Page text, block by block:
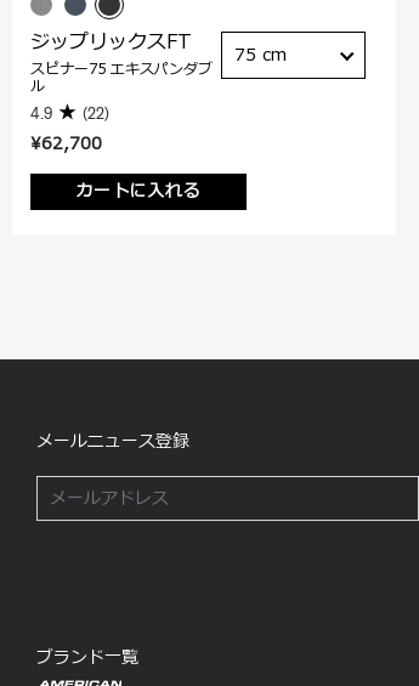
¥62,700
カートに入れる
ジップリックスFT
スピナー75 エキスパンダブ
ル
4.9 (22)
75 cm
メールニュース登録
ブランド一覧